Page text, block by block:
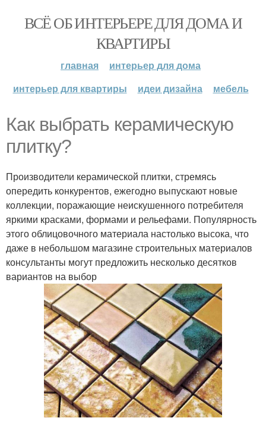
ВСЁ ОБ ИНТЕРЬЕРЕ ДЛЯ ДОМА И
КВАРТИРЫ
главная
интерьер для дома
интерьер для квартиры
идеи дизайна мебель
Как выбрать керамическую
плитку?
Производители керамической плитки, стремясь
опередить конкурентов, ежегодно выпускают новые
коллекции, поражающие неискушенного потребителя
яркими красками, формами и рельефами. Популярность
этого облицовочного материала настолько высока, что
даже в небольшом магазине строительных материалов
консультанты могут предложить несколько десятков
вариантов на выбор